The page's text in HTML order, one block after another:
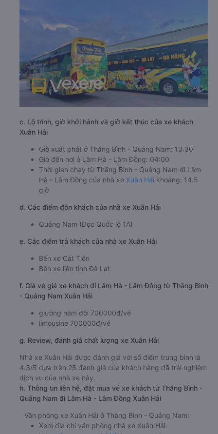
c. Lộ trình, giờ khởi hành và giờ kết thúc của xe khách
Xuân Hải
Giờ xuất phát ở Thăng Bình - Quảng Nam: 13:30
Giờ đến nơi ở Lâm Hà - Lâm Đồng: 04:00
Thời gian chạy từ Thăng Bình - Quảng Nam đi Lâm
Hà - Lâm Đồng của nhà xe Xuân Hải khoảng: 14.5
giờ
d. Các điểm đón khách của nhà xe Xuân Hải
Quảng Nam (Dọc Quốc lộ 1A)
e. Các điểm trả khách của nhà xe Xuân Hải
Bến xe Cát Tiên
Bến xe liên tỉnh Đà Lạt
f. Giá vé giá xe khách đi Lâm Hà - Lâm Đồng từ Thăng Bình
- Quảng Nam Xuân Hải
giường nằm đôi 700000đ/vé
limousine 700000đ/vé
g. Review, đánh giá chất lượng xe Xuân Hải
Nhà xe Xuân Hải được đánh giá với số điểm trung bình là
4.3/5 dựa trên 25 đánh giá của khách hàng đã trải nghiệm
dịch vụ của nhà xe này.
h. Thông tin liên hệ, đặt mua vé xe khách từ Thăng Bình -
Quảng Nam đi Lâm Hà - Lâm Đồng Xuân Hải
Văn phòng xe Xuân Hải ở Thăng Bình - Quảng Nam:
Xem địa chỉ văn phòng nhà xe Xuân Hải: